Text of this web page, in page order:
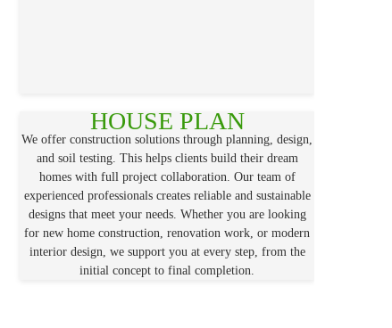
HOUSE PLAN
We offer construction solutions through planning, design,
and soil testing. This helps clients build their dream
homes with full project collaboration. Our team of
experienced professionals creates reliable and sustainable
designs that meet your needs. Whether you are looking
for new home construction, renovation work, or modern
interior design, we support you at every step, from the
initial concept to final completion.